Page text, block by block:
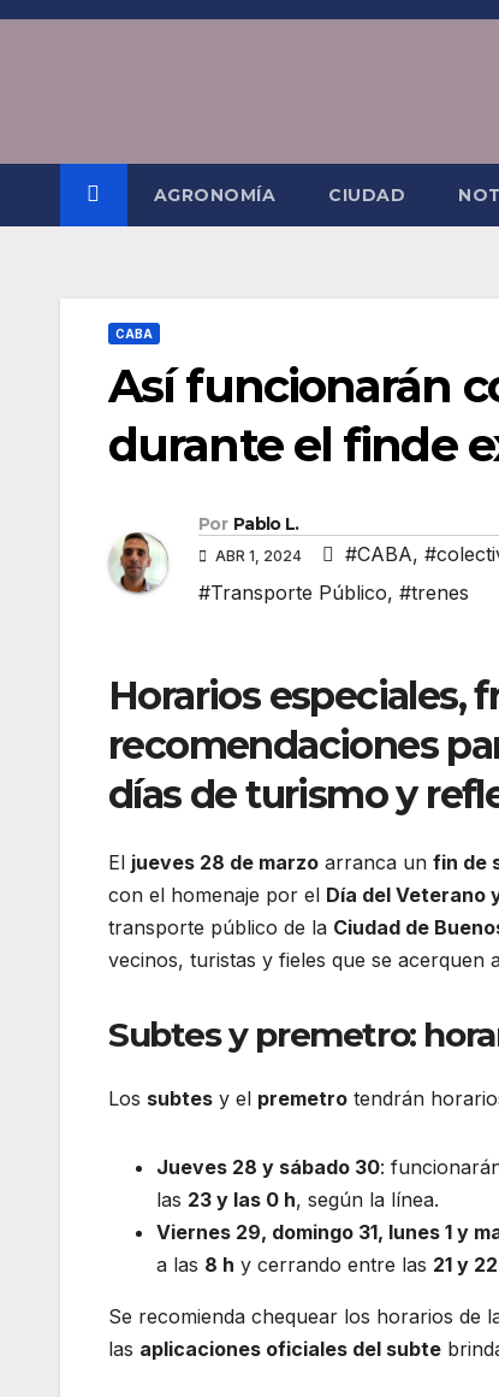
Saltar
AGRONOMÍA CIUDAD
CABA
Así funcionarán
durante el finde
Por Pablo L.
ABR 1, 2024 #CABA,
#Transporte Público, #trenes
Horarios especiales,
recomendaciones
días de turismo y
El jueves 28 de marzo arranca un fin de
con el homenaje por el Día del Veterano
transporte público de la Ciudad de
vecinos, turistas y fieles que se acerquen
Subtes y premetro:
Los subtes y el premetro tendrán
Jueves 28 y sábado 30:
las 23 y las 0 h, según la línea.
Viernes 29, domingo 31, lunes 1 y
a las 8 h y cerrando entre las 21 y
Se recomienda chequear los horarios de
las aplicaciones oficiales del subte